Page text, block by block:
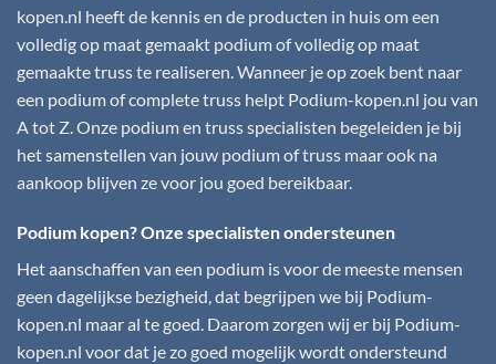
kopen.nl heeft de kennis en de producten in huis om een
volledig op maat gemaakt podium of volledig op maat
gemaakte truss te realiseren. Wanneer je op zoek bent naar
een podium of complete truss helpt Podium-kopen.nl jou van
A tot Z. Onze podium en truss specialisten begeleiden je bij
het samenstellen van jouw podium of truss maar ook na
aankoop blijven ze voor jou goed bereikbaar.
Podium kopen? Onze specialisten ondersteunen
Het aanschaffen van een podium is voor de meeste mensen
geen dagelijkse bezigheid, dat begrijpen we bij Podium-
kopen.nl maar al te goed. Daarom zorgen wij er bij Podium-
kopen.nl voor dat je zo goed mogelijk wordt ondersteund